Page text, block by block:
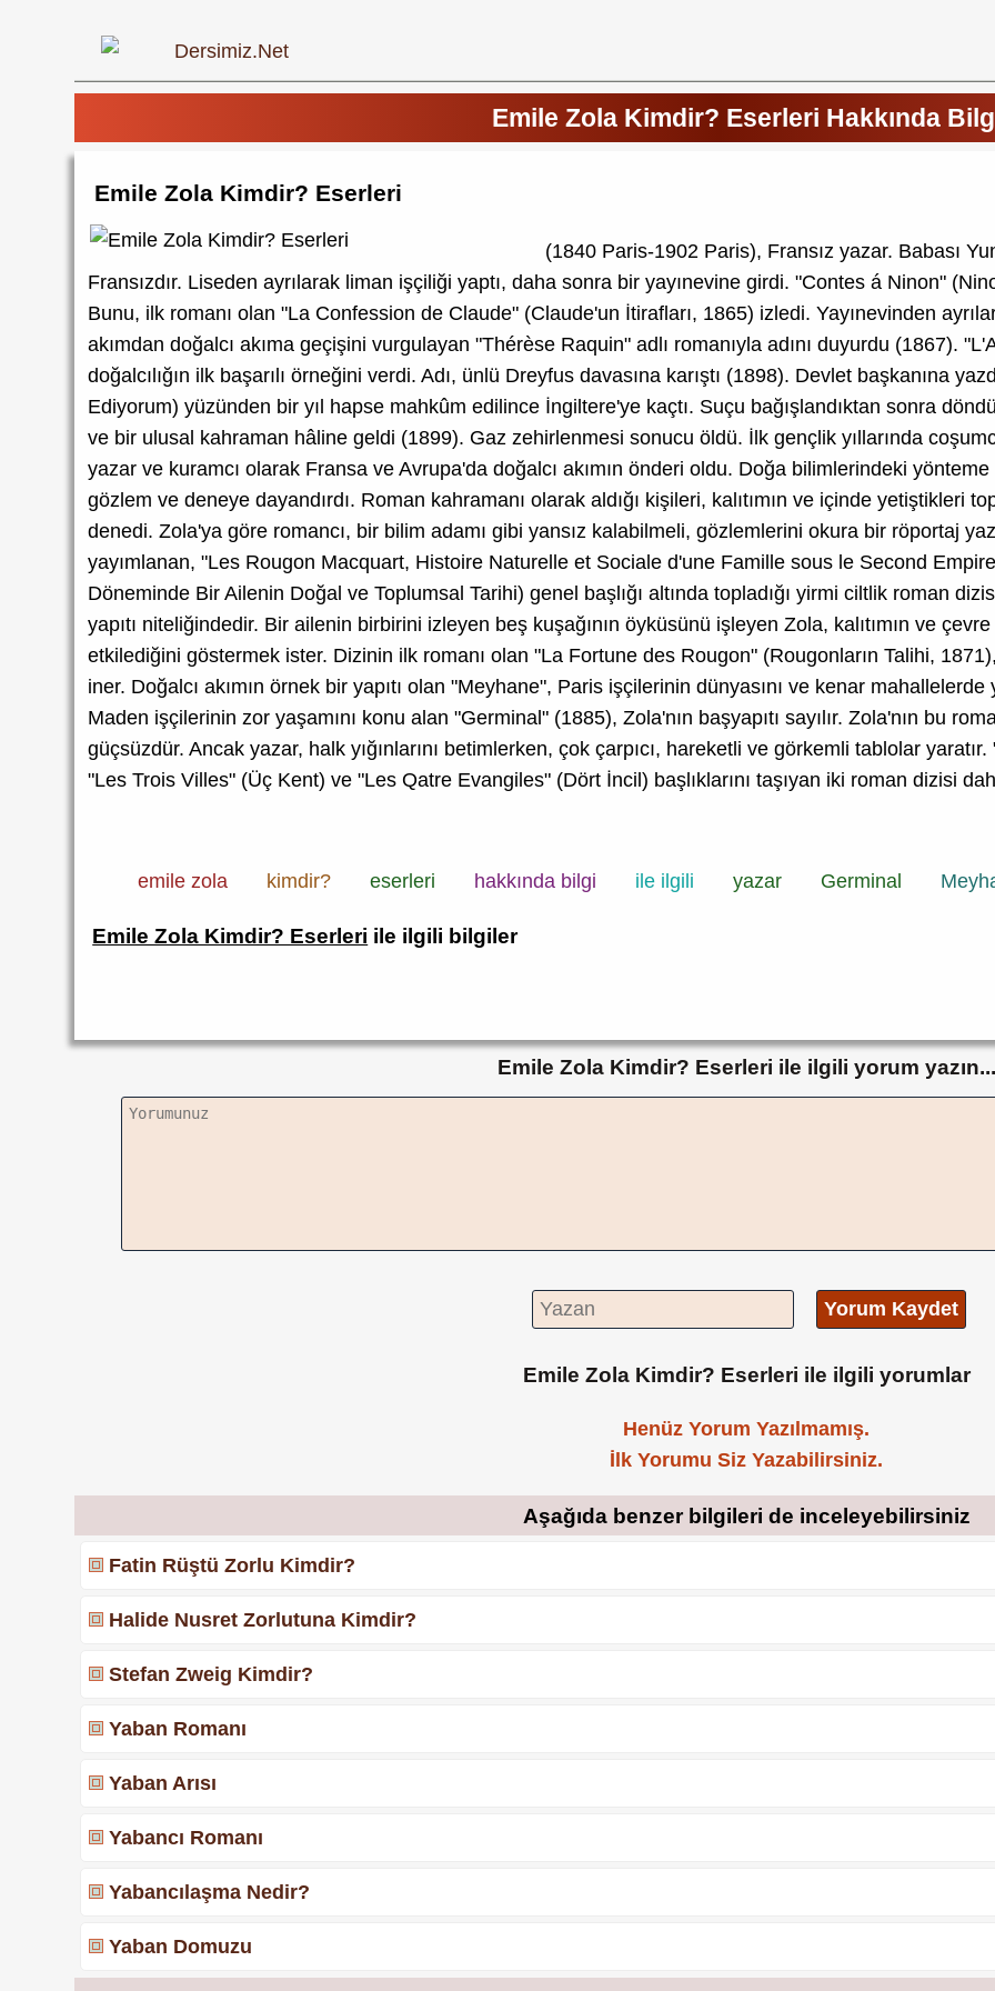
Emile Zola Kimdir? Eserleri Hakkında
Emile Zola Kimdir? Eserleri
(1840 Paris-1902 Paris), Fransız yazar. Babası
Fransızdır. Liseden ayrılarak liman işçiliği yaptı, daha sonra bir yayınevine girdi. "Contes á Ninon"
Bunu, ilk romanı olan "La Confession de Claude" (Claude'un İtirafları, 1865) izledi. Yayınevinden
akımdan doğalcı akıma geçişini vurgulayan "Thérèse Raquin" adlı romanıyla adını duyurdu (1867).
doğalcılığın ilk başarılı örneğini verdi. Adı, ünlü Dreyfus davasına karıştı (1898). Devlet başkanına
Ediyorum) yüzünden bir yıl hapse mahkûm edilince İngiltere'ye kaçtı. Suçu bağışlandıktan sonra
ve bir ulusal kahraman hâline geldi (1899). Gaz zehirlenmesi sonucu öldü. İlk gençlik yıllarında
yazar ve kuramcı olarak Fransa ve Avrupa'da doğalcı akımın önderi oldu. Doğa bilimlerindeki
gözlem ve deneye dayandırdı. Roman kahramanı olarak aldığı kişileri, kalıtımın ve içinde yetiştikleri
denedi. Zola'ya göre romancı, bir bilim adamı gibi yansız kalabilmeli, gözlemlerini okura bir röportaj
yayımlanan, "Les Rougon Macquart, Histoire Naturelle et Sociale d'une Famille sous le Second
Döneminde Bir Ailenin Doğal ve Toplumsal Tarihi) genel başlığı altında topladığı yirmi ciltlik roman
yapıtı niteliğindedir. Bir ailenin birbirini izleyen beş kuşağının öyküsünü işleyen Zola, kalıtımın ve
etkilediğini göstermek ister. Dizinin ilk romanı olan "La Fortune des Rougon" (Rougonların Talihi,
iner. Doğalcı akımın örnek bir yapıtı olan "Meyhane", Paris işçilerinin dünyasını ve kenar
Maden işçilerinin zor yaşamını konu alan "Germinal" (1885), Zola'nın başyapıtı sayılır. Zola'nın bu
güçsüzdür. Ancak yazar, halk yığınlarını betimlerken, çok çarpıcı, hareketli ve görkemli tablolar
"Les Trois Villes" (Üç Kent) ve "Les Qatre Evangiles" (Dört İncil) başlıklarını taşıyan iki roman dizisi
emile zola kimdir? eserleri hakkında bilgi ile ilgili yazar Germinal
Emile Zola Kimdir? Eserleri ile ilgili bilgiler
Emile Zola Kimdir? Eserleri ile ilgili yorum yazın...
Yorum Kaydet
Emile Zola Kimdir? Eserleri ile ilgili yorumlar
Henüz Yorum Yazılmamış.
İlk Yorumu Siz Yazabilirsiniz.
Aşağıda benzer bilgileri de inceleyebilirsiniz
Fatin Rüştü Zorlu Kimdir?
Halide Nusret Zorlutuna Kimdir?
Stefan Zweig Kimdir?
Yaban Romanı
Yaban Arısı
Yabancı Romanı
Yabancılaşma Nedir?
Yaban Domuzu